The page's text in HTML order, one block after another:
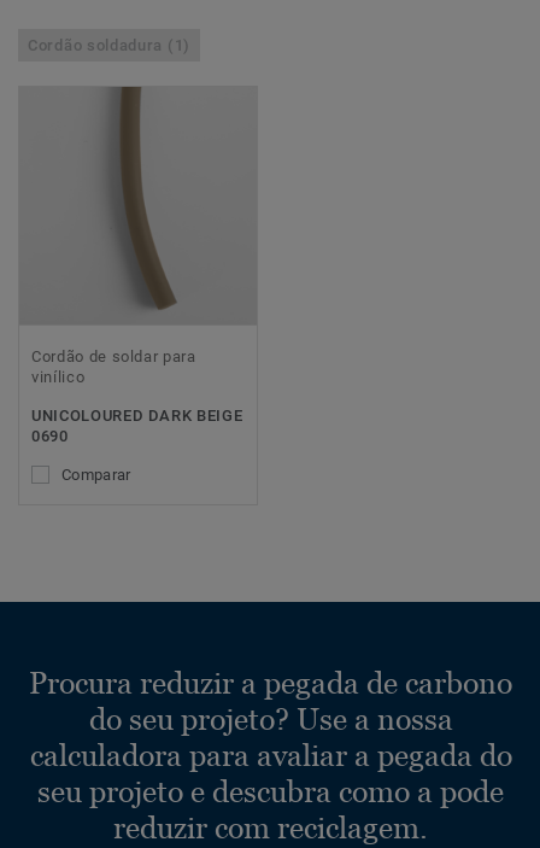
Cordão soldadura (1)
Cordão de soldar para
vinílico
UNICOLOURED DARK BEIGE
0690
Comparar
Procura reduzir a pegada de carbono
do seu projeto? Use a nossa
calculadora para avaliar a pegada do
seu projeto e descubra como a pode
reduzir com reciclagem.